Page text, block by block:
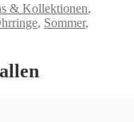
& Kollektionen,
, Sommer,